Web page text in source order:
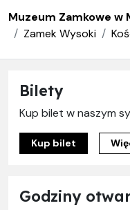
Muzeum Zamkowe w
Zamek Wysoki
Bilety
Kup bilet w naszym
Kup bilet
Godziny